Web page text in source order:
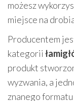
możesz
miejsce na
Producentem
kategorii
produkt
wyzwania, a
znanego